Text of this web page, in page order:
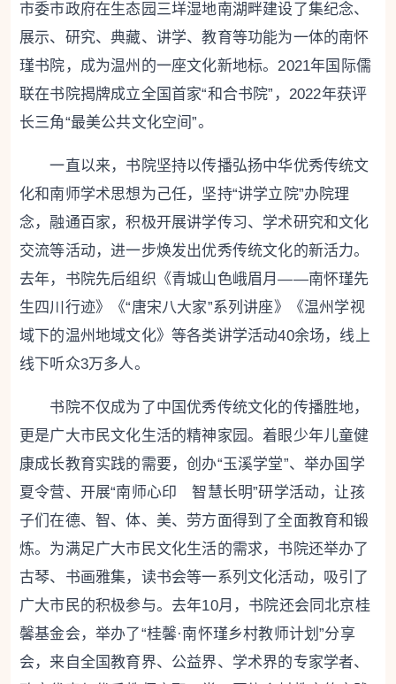
市委市政府在生态园三垟湿地南湖畔建设了集纪念、
展示、研究、典藏、讲学、教育等功能为一体的南怀
瑾书院，成为温州的一座文化新地标。2021年国际儒
联在书院揭牌成立全国首家“和合书院”，2022年获评
长三角“最美公共文化空间”。
一直以来，书院坚持以传播弘扬中华优秀传统文
化和南师学术思想为己任，坚持“讲学立院”办院理
念，融通百家，积极开展讲学传习、学术研究和文化
交流等活动，进一步焕发出优秀传统文化的新活力。
去年，书院先后组织《青城山色峨眉月——南怀瑾先
生四川行迹》《“唐宋八大家”系列讲座》《温州学视
域下的温州地域文化》等各类讲学活动40余场，线上
线下听众3万多人。
书院不仅成为了中国优秀传统文化的传播胜地，
更是广大市民文化生活的精神家园。着眼少年儿童健
康成长教育实践的需要，创办“玉溪学堂”、举办国学
夏令营、开展“南师心印 智慧长明”研学活动，让孩
子们在德、智、体、美、劳方面得到了全面教育和锻
炼。为满足广大市民文化生活的需求，书院还举办了
古琴、书画雅集，读书会等一系列文化活动，吸引了
广大市民的积极参与。去年10月，书院还会同北京桂
馨基金会，举办了“桂馨·南怀瑾乡村教师计划”分享
会，来自全国教育界、公益界、学术界的专家学者、